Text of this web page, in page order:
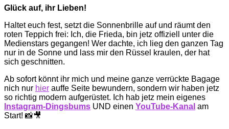
Glück auf, ihr Lieben!
Haltet euch fest, setzt die Sonnenbrille auf und räumt den
roten Teppich frei: Ich, die Frieda, bin jetz offiziell unter die
Medienstars gegangen! Wer dachte, ich lieg den ganzen Tag
nur in de Sonne und lass mir den Rüssel kraulen, der hat
sich geschnitten.
Ab sofort könnt ihr mich und meine ganze verrückte Bagage
nich nur hier auffe Seite bewundern, sondern wir haben jetz
so richtig modern aufgerüstet. Ich hab jetz mein eigenes
Instagram-Dingsbums UND einen YouTube-Kanal am
Start! 📸🎥